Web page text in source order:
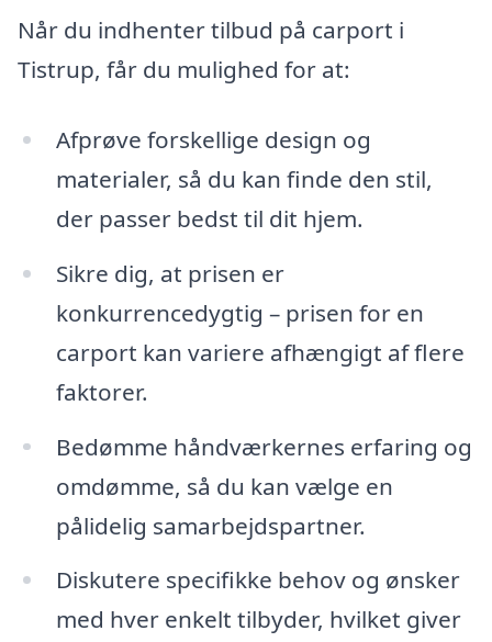
Når du indhenter tilbud på carport i
Tistrup, får du mulighed for at:
Afprøve forskellige design og
materialer, så du kan finde den stil,
der passer bedst til dit hjem.
Sikre dig, at prisen er
konkurrencedygtig – prisen for en
carport kan variere afhængigt af flere
faktorer.
Bedømme håndværkernes erfaring og
omdømme, så du kan vælge en
pålidelig samarbejdspartner.
Diskutere specifikke behov og ønsker
med hver enkelt tilbyder, hvilket giver